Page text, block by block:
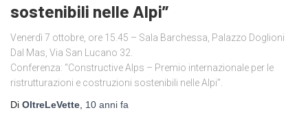
sostenibili nelle Alpi”
Venerdì 7 ottobre, ore 15.45 – Sala Barchessa, Palazzo Doglioni
Dal Mas, Via San Lucano 32.
Conferenza: “Constructive Alps – Premio internazionale per le
ristrutturazioni e costruzioni sostenibili nelle Alpi”.
Di OltreLeVette 10 anni fa